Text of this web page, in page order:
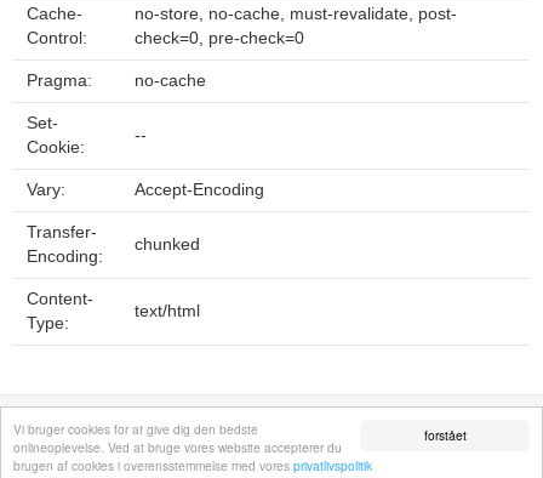
forstået
Vi bruger cookies for at give dig den bedste
onlineoplevelse. Ved at bruge vores website accepterer du
brugen af cookies i overensstemmelse med vores privatlivspolitik
Cache-
Control:
no-store, no-cache, must-revalidate, post-
check=0, pre-check=0
Pragma: no-cache
Set-
Cookie:
--
Vary: Accept-Encoding
Transfer-
Encoding:
chunked
Content-
Type:
text/html